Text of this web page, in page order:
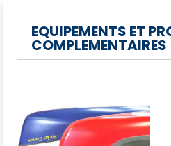
EQUIPEMENTS ET
COMPLEMENTAIRES